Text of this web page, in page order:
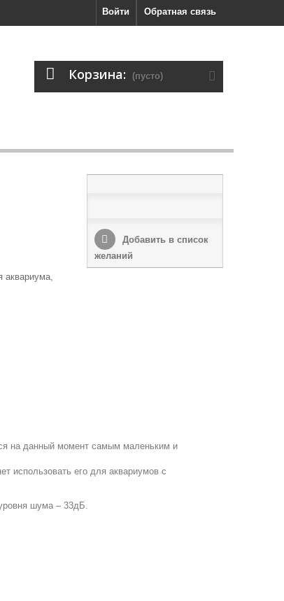
Обратная связь
Войти
Корзина: (пусто)
аквариума,
Добавить в список
желаний
на данный момент самым маленьким и
использовать его для аквариумов с
шума – 33дБ.